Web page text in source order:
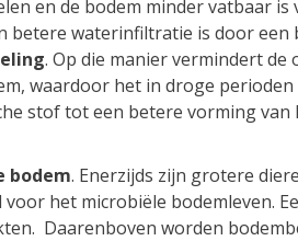
en de bodem minder vatbaar is
waterinfiltratie is door een
. Op die manier vermindert de
waardoor het in droge
stof tot een betere vorming
bodem. Enerzijds zijn grotere
het microbiële bodemleven.
Daarenboven worden